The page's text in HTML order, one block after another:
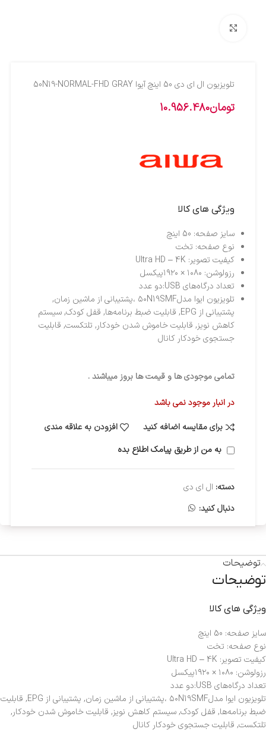
تلویزیون ال اي دي 50 اينچ آيوا 50N19-NORMAL-FHD GRAY
تومان10.956.480
ویژگی های کالا
سایز صفحه: 50 اینچ
نوع صفحه: تخت
کیفیت تصویر: Ultra HD – 4K
رزولوشن: ۱۰۸۰ × ۱۹۲۰پیکسل
تعداد درگاه‌های USB:دو عدد
تلویزیون ایوا مدل۵۰N19SMF ،پشتیبانی از ماشین زمان,
پشتیبانی از EPG, قابلیت ضبط برنامه‌ها, قفل کودک, سیستم
کاهش نویز, قابلیت خاموش شدن خودکار, تلتکست, قابلیت
جستجوی خودکار کانال
تمامی موجودی ها و قیمت ها بروز میباشند .
در انبار موجود نمی باشد
برای مقایسه اضافه کنید
افزودن به علاقه مندی
به من از طریق پیامک اطلاع بده
دسته: ال ای دی
دنبال کنید:
توضیحات
توضیحات
ویژگی های کالا
سایز صفحه: 50 اینچ
نوع صفحه: تخت
کیفیت تصویر: Ultra HD – 4K
رزولوشن: ۱۰۸۰ × ۱۹۲۰پیکسل
تعداد درگاه‌های USB:دو عدد
تلویزیون ایوا مدل۵۰N19SMF ،پشتیبانی از ماشین زمان, پشتیبانی از EPG, قابلیت
ضبط برنامه‌ها, قفل کودک, سیستم کاهش نویز, قابلیت خاموش شدن خودکار,
تلتکست, قابلیت جستجوی خودکار کانال